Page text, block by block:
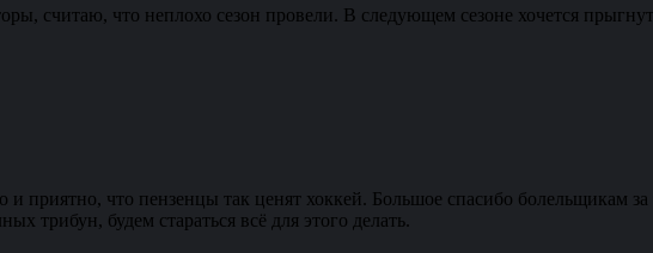
считаю, что неплохо сезон провели. В следующем сезоне хочется
и приятно, что пензенцы так ценят хоккей. Большое спасибо болельщикам
трибун, будем стараться всё для этого делать.